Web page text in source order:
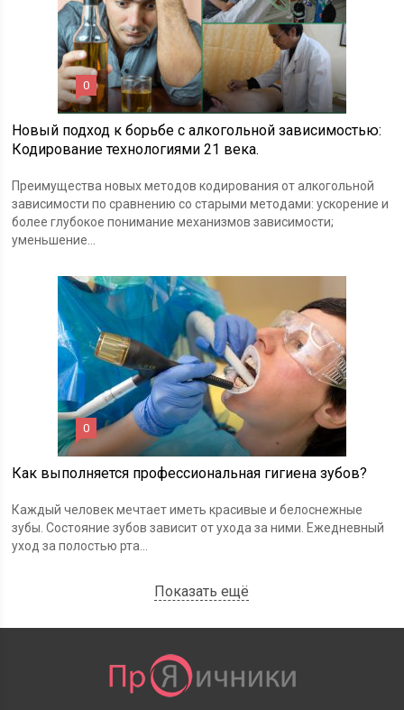
0
Новый подход к борьбе с алкогольной зависимостью:
Кодирование технологиями 21 века.
Преимущества новых методов кодирования от алкогольной
зависимости по сравнению со старыми методами: ускорение и
более глубокое понимание механизмов зависимости;
уменьшение...
0
Как выполняется профессиональная гигиена зубов?
Каждый человек мечтает иметь красивые и белоснежные
зубы. Состояние зубов зависит от ухода за ними. Ежедневный
уход за полостью рта...
Показать ещё